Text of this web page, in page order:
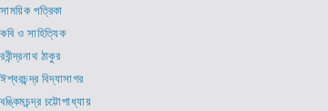
সাময়িক পত্রিকা
কবি ও সাহিত্যিক
রবীন্দ্রনাথ ঠাকুর
ঈশ্বরচন্দ্র বিদ্যাসাগর
বঙ্কিমচন্দ্র চট্টোপাধ্যায়